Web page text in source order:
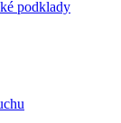
podklady